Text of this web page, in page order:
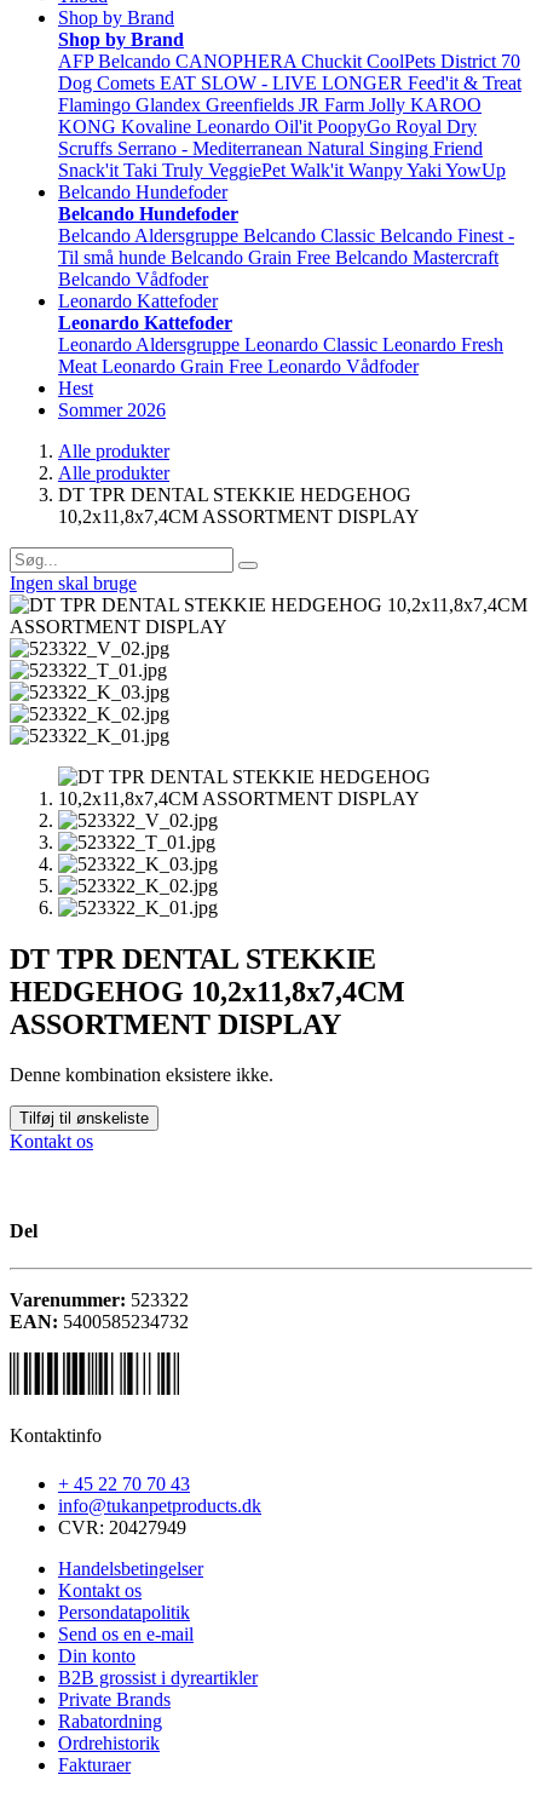
Shop by Brand
Shop by Brand
AFP Belcando CANOPHERA Chuckit CoolPets District 70
Dog Comets EAT SLOW - LIVE LONGER Feed'it & Treat
Flamingo Glandex Greenfields JR Farm Jolly KAROO
KONG Kovaline Leonardo Oil'it PoopyGo Royal Dry
Scruffs Serrano - Mediterranean Natural Singing Friend
Snack'it Taki Truly VeggiePet Walk'it WanpyYaki YowUp
Belcando Hundefoder
Belcando Hundefoder
Belcando Aldersgruppe Belcando Classic Belcando Finest -
Til små hunde Belcando Grain Free Belcando Mastercraft
Belcando Vådfoder
Leonardo Kattefoder
Leonardo Kattefoder
Leonardo Aldersgruppe Leonardo Classic Leonardo Fresh
Meat Leonardo Grain Free Leonardo Vådfoder
Hest
Sommer 2026
Alle produkter
Alle produkter
DT TPR DENTAL STEKKIE HEDGEHOG
10,2x11,8x7,4CM ASSORTMENT DISPLAY
Ingen skal bruge
DT TPR DENTAL STEKKIE
HEDGEHOG 10,2x11,8x7,4CM
ASSORTMENT DISPLAY
Denne kombination eksistere ikke.
Tilføj til ønskeliste
Kontakt os
Del
Varenummer: 523322
EAN: 5400585234732
Kontaktinfo
+ 45 22 70 70 43
info@tukanpetproducts.dk
CVR: 20427949
Handelsbetingelser
Kontakt os
Persondatapolitik
Send os en e-mail
Din konto
B2B grossist i dyreartikler
Private Brands
Rabatordning
Ordrehistorik
Fakturaer